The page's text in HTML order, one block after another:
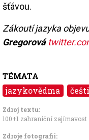
šťávou.
Zákoutí jazyka
Gregorová
TÉMATA
jazykovědma
Zdroj textu:
100+1 zahraniční zajímavost
Zdroje fotografii: